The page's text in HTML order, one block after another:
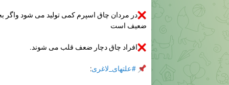
❌در مردان چاق اسپرم کمی تولید می شود واگر بچه
ضعیف است
❌افراد چاق دچار ضعف قلب می شوند.
📌#علتهای_لاغری: